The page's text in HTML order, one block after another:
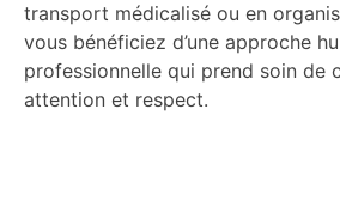
transport médicalisé ou en
vous bénéficiez d’une approche
professionnelle qui prend soin de
attention et respect.